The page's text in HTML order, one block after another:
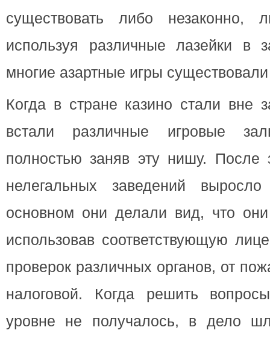
существовать либо незаконно,
используя различные лазейки в
многие азартные игры
Когда в стране казино стали вне
встали различные игровые
полностью заняв эту нишу. После
нелегальных заведений
основном они делали вид, что они
использовав соответствующую
проверок различных органов, от
налоговой. Когда решить
уровне не получалось, в дело